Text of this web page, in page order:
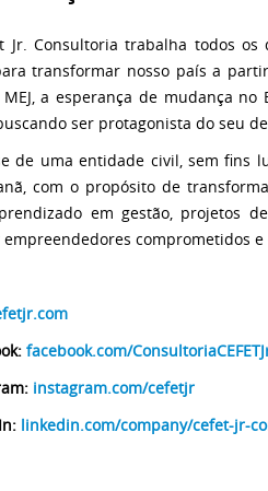
Jr. Consultoria trabalha todos
transformar nosso país a
MEJ, a esperança de mudança
ser protagonista do seu
de uma entidade civil, sem fins
com o propósito de
em gestão, projetos
comprometidos
facebook.com/
instagram.com/cefetjr
linkedin.com/company/cefet-jr-